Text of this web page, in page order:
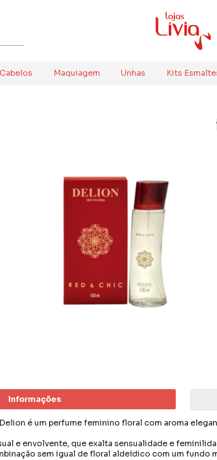
Cabelos Maquiagem Unhas Kits
Informações
é um perfume feminino floral com aroma
e envolvente, que exalta sensualidade e
sem igual de floral aldeídico com um fundo